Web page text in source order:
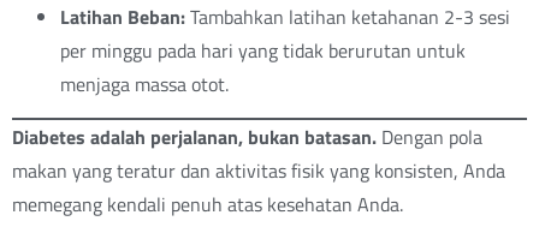
Latihan Beban:Tambahkan latihan ketahanan 2-3 sesi
per minggu pada hari yang tidak berurutan untuk
menjaga massa otot.
Diabetes adalah perjalanan, bukan batasan. Dengan pola
makan yang teratur dan aktivitas fisik yang konsisten, Anda
memegang kendali penuh atas kesehatan Anda.